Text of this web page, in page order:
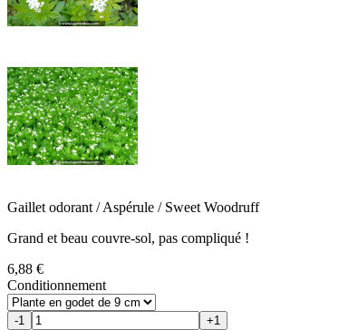
Gaillet odorant / Aspérule / Sweet Woodruff
Grand et beau couvre-sol, pas compliqué !
6,88 €
Conditionnement
-1 +1